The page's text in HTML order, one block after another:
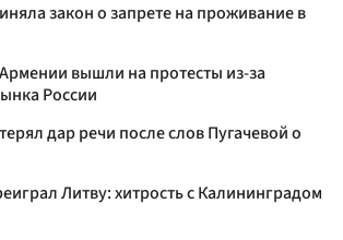
закон о запрете на проживание в
вышли на протесты из-за
России
дар речи после слов Пугачевой о
Литву: хитрость с Калининградом